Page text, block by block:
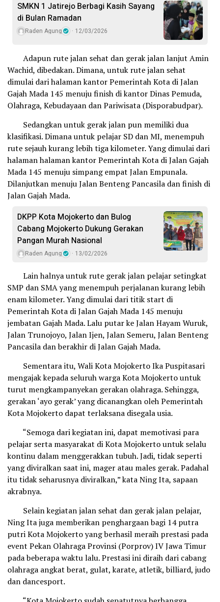
SMKN 1 Jatirejo Berbagi Kasih Sayang
di Bulan Ramadan
Raden Agung 12/03/2026
Adapun rute jalan sehat dan gerak jalan lanjut Amin
Wachid, dibedakan. Dimana, untuk rute jalan sehat
dimulai dari halaman kantor Pemerintah Kota di Jalan
Gajah Mada 145 menuju finish di kantor Dinas Pemuda,
Olahraga, Kebudayaan dan Pariwisata (Disporabudpar).
Sedangkan untuk gerak jalan pun memiliki dua
klasifikasi. Dimana untuk pelajar SD dan MI, menempuh
rute sejauh kurang lebih tiga kilometer. Yang dimulai dari
halaman halaman kantor Pemerintah Kota di Jalan Gajah
Mada 145 menuju simpang empat Jalan Empunala.
Dilanjutkan menuju Jalan Benteng Pancasila dan finish di
Jalan Gajah Mada.
DKPP Kota Mojokerto dan Bulog
Cabang Mojokerto Dukung Gerakan
Pangan Murah Nasional
Raden Agung 13/02/2026
Lain halnya untuk rute gerak jalan pelajar setingkat
SMP dan SMA yang menempuh perjalanan kurang lebih
enam kilometer. Yang dimulai dari titik start di
Pemerintah Kota di Jalan Gajah Mada 145 menuju
jembatan Gajah Mada. Lalu putar ke Jalan Hayam Wuruk,
Jalan Trunojoyo, Jalan Ijen, Jalan Semeru, Jalan Benteng
Pancasila dan berakhir di Jalan Gajah Mada.
Sementara itu, Wali Kota Mojokerto Ika Puspitasari
mengajak kepada seluruh warga Kota Mojokerto untuk
turut mengkampanyekan gerakan olahraga. Sehingga,
gerakan ‘ayo gerak’ yang dicanangkan oleh Pemerintah
Kota Mojokerto dapat terlaksana disegala usia.
“Semoga dari kegiatan ini, dapat memotivasi para
pelajar serta masyarakat di Kota Mojokerto untuk selalu
kontinu dalam menggerakkan tubuh. Jadi, tidak seperti
yang diviralkan saat ini, mager atau males gerak. Padahal
itu tidak seharusnya diviralkan,” kata Ning Ita, sapaan
akrabnya.
Selain kegiatan jalan sehat dan gerak jalan pelajar,
Ning Ita juga memberikan penghargaan bagi 14 putra
putri Kota Mojokerto yang berhasil meraih prestasi pada
event Pekan Olahraga Provinsi (Porprov) IV Jawa Timur
pada beberapa waktu lalu. Prestasi ini diraih dari cabang
olahraga angkat berat, gulat, karate, atletik, billiard, judo
dan dancesport.